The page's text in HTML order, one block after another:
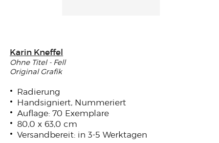
Karin Kneffel
Ohne Titel - Fell
Original Grafik
Radierung
Handsigniert, Nummeriert
Auflage: 70 Exemplare
80,0 x 63,0 cm
Versandbereit: in 3-5 Werktagen